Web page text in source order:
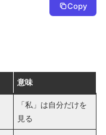
Copy
意味
「私」は自分だけを
見る